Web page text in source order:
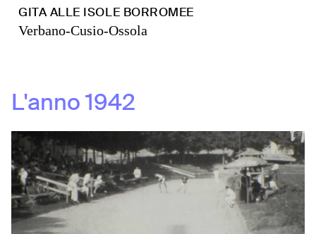
GITA ALLE ISOLE BORROMEE
Verbano-Cusio-Ossola
L'anno1942